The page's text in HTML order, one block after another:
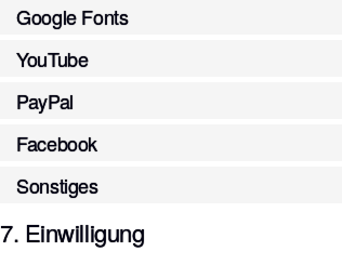
Google Fonts
YouTube
PayPal
Facebook
Sonstiges
7. Einwilligung